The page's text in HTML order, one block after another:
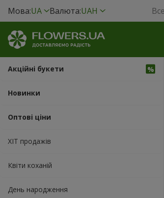
Мова:UA Валюта:UAH
Акційні букети
Новинки
Оптові ціни
ХІТ продажів
Квіти коханій
День народження